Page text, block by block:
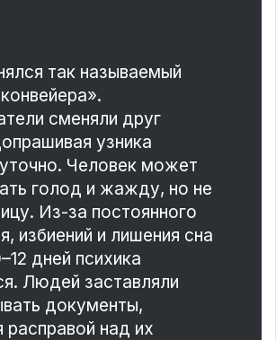
так называемый
сменяли друг
узника
Человек может
голод и жажду, но не
Из-за постоянного
избиений и лишения сна
дней психика
Людей заставляли
документы,
расправой над их